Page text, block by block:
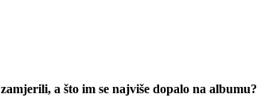
a što im se najviše dopalo na albumu?